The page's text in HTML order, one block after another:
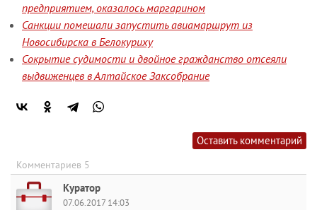
предприятием, оказалось маргарином
Санкции помешали запустить авиамаршрут из
Новосибирска в Белокуриху
Сокрытие судимости и двойное гражданство отсеяли
выдвиженцев в Алтайское Заксобрание
Оставить комментарий
Комментариев 5
Куратор
07.06.2017 14:03